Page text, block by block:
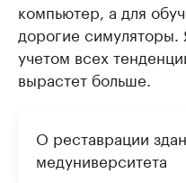
компьютер, а для
дорогие симуляторы.
учетом всех
вырастет больше.
О реставрации
медуниверситета